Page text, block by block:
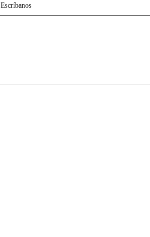
Escríbanos